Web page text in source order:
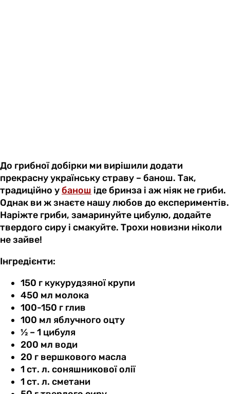
До грибної добірки ми вирішили додати
прекрасну українську страву – банош. Так,
традиційно у банош іде бринза і аж ніяк не гриби.
Однак ви ж знаєте нашу любов до експериментів.
Наріжте гриби, замаринуйте цибулю, додайте
твердого сиру і смакуйте. Трохи новизни ніколи
не зайве!
Інгредієнти:
150 г кукурудзяної крупи
450 мл молока
100-150 г глив
100 мл яблучного оцту
½ – 1 цибуля
200 мл води
20 г вершкового масла
1 ст. л. соняшникової олії
1 ст. л. сметани